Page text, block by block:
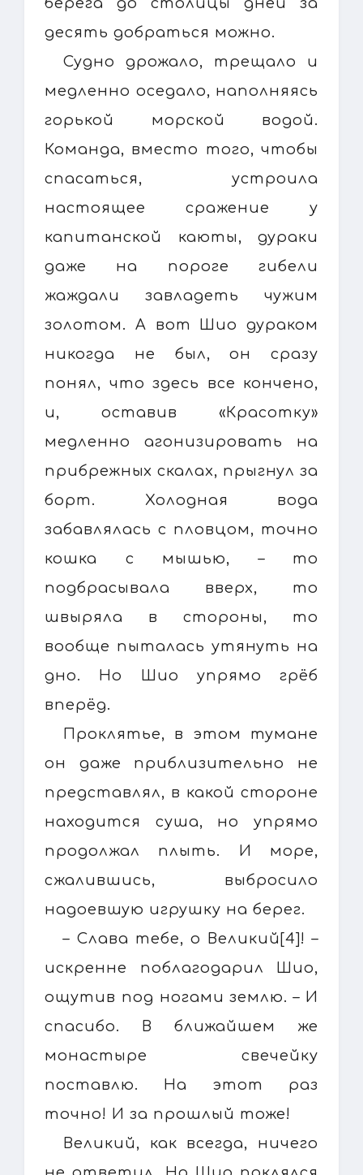
десять добраться можно.
Судно дрожало, трещало и
медленно оседало, наполняясь
горькой морской водой.
Команда, вместо того, чтобы
спасаться, устроила
настоящее сражение у
капитанской каюты, дураки
даже на пороге гибели
жаждали завладеть чужим
золотом. А вот Шио дураком
никогда не был, он сразу
понял, что здесь все кончено,
и, оставив «Красотку»
медленно агонизировать на
прибрежных скалах, прыгнул за
борт. Холодная вода
забавлялась с пловцом, точно
кошка с мышью, – то
подбрасывала вверх, то
швыряла в стороны, то
вообще пыталась утянуть на
дно. Но Шио упрямо грёб
вперёд.
Проклятье, в этом тумане
он даже приблизительно не
представлял, в какой стороне
находится суша, но упрямо
продолжал плыть. И море,
сжалившись, выбросило
надоевшую игрушку на берег.
– Слава тебе, о Великий[4]! –
искренне поблагодарил Шио,
ощутив под ногами землю. – И
спасибо. В ближайшем же
монастыре свечейку
поставлю. На этот раз
точно! И за прошлый тоже!
Великий, как всегда, ничего